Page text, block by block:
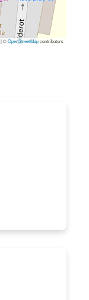
|©OpenStreetMapcontributors